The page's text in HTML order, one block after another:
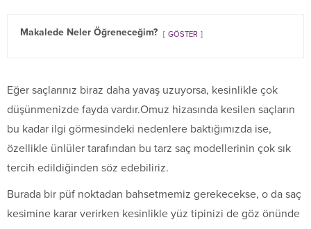
Makalede Neler Öğreneceğim? GÖSTER
Eğer saçlarınız biraz daha yavaş uzuyorsa, kesinlikle çok
düşünmenizde fayda vardır.Omuz hizasında kesilen saçların
bu kadar ilgi görmesindeki nedenlere baktığımızda ise,
özellikle ünlüler tarafından bu tarz saç modellerinin çok sık
tercih edildiğinden söz edebiliriz.
Burada bir püf noktadan bahsetmemiz gerekecekse, o da saç
kesimine karar verirken kesinlikle yüz tipinizi de göz önünde